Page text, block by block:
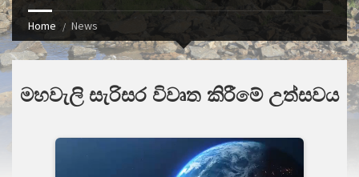
Home News
මහවැලි සැරිසර විවෘත කිරීමේ උත්සවය